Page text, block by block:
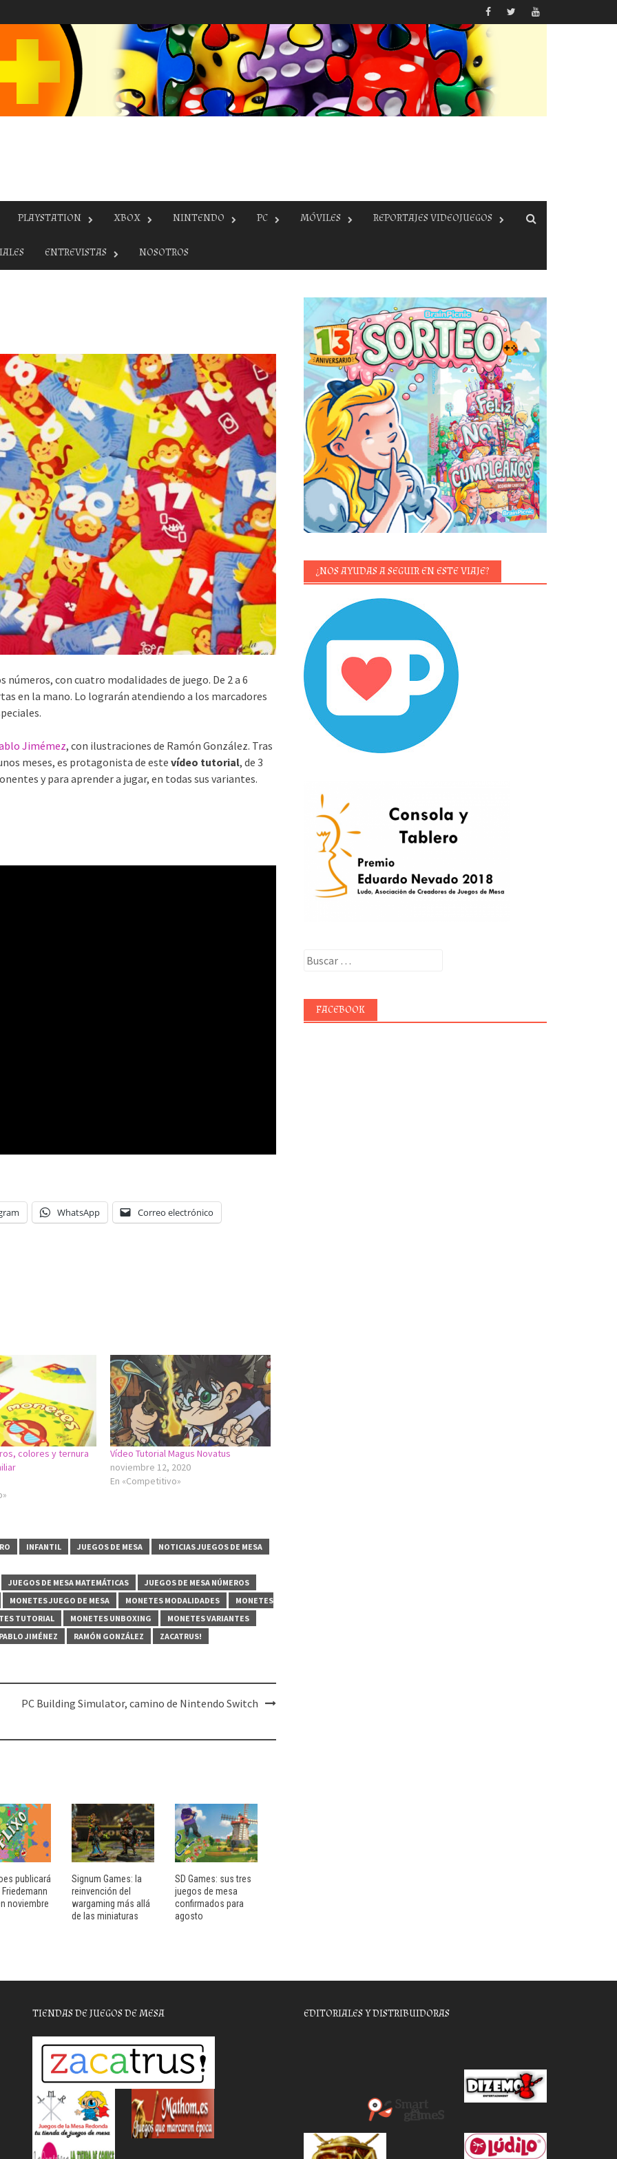
PLAYSTATION XBOX NINTENDO PC MÓVILES REPORTAJES VIDEOJUEGOS
ENTREVISTAS NOSOTROS
con cuatro modalidades de juego. De 2 a 6
en la mano. Lo lograrán atendiendo a los marcadores
Jimémez, con ilustraciones de Ramón González. Tras
meses, es protagonista de este vídeo tutorial, de 3
y para aprender a jugar, en todas sus variantes.
WhatsApp Correo electrónico
colores y ternura
Vídeo Tutorial Magus Novatus
noviembre 12, 2020
En «Competitivo»
INFANTIL JUEGOS DE MESA
NOTICIAS JUEGOS DE MESA
JUEGOS DE MESA MATEMÁTICAS
JUEGOS DE MESA NÚMEROS
MONETES JUEGO DE MESA MONETES MODALIDADES
MONETES
TUTORIAL MONETES UNBOXING
MONETES VARIANTES
PABLO JIMÉNEZ RAMÓN GONZÁLEZ ZACATRUS!
PC Building Simulator, camino de Nintendo Switch
publicará
Friedemann
noviembre
Signum Games: la
reinvención del
wargaming más allá
de las miniaturas
SD Games: sus tres
juegos de mesa
confirmados para
agosto
¿NOS AYUDAS A SEGUIR EN ESTE VIAJE?
Buscar:
FACEBOOK
TIENDAS DE JUEGOS DE MESA EDITORIALES Y DISTRIBUIDORAS